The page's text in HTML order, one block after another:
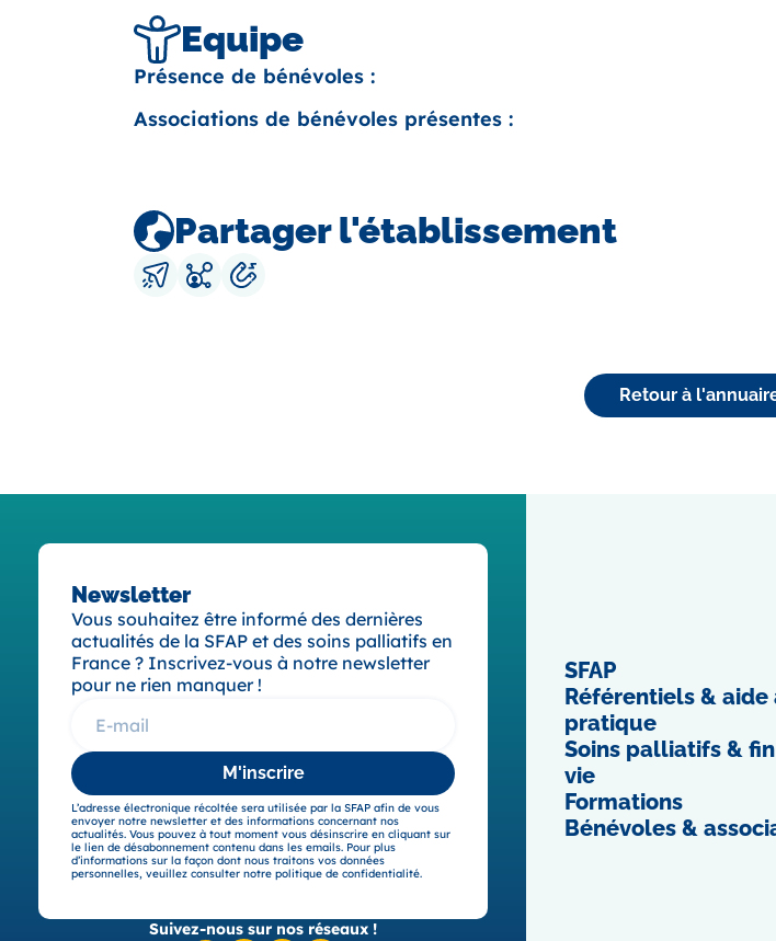
Equipe
Présence de bénévoles :
Associations de bénévoles présentes :
Partager l'établissement
Retour à
Newsletter
Vous souhaitez être informé des dernières
actualités de la SFAP et des soins palliatifs en
France ? Inscrivez-vous à notre newsletter
pour ne rien manquer !
M'inscrire
L’adresse électronique récoltée sera utilisée par la SFAP afin de vous
envoyer notre newsletter et des informations concernant nos
actualités. Vous pouvez à tout moment vous désinscrire en cliquant sur
le lien de désabonnement contenu dans les emails. Pour plus
d’informations sur la façon dont nous traitons vos données
personnelles, veuillez consulter notre politique de confidentialité.
Suivez-nous sur nos réseaux !
SFAP
Référentiels & aide
pratique
Soins palliatifs &
vie
Formations
Bénévoles &